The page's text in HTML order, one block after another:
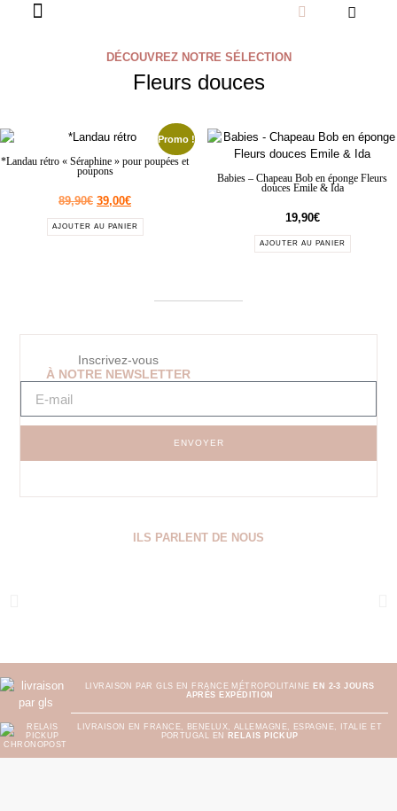
DÉCOUVREZ NOTRE SÉLECTION
Fleurs douces
Promo !
*Landau rétro « Séraphine » pour poupées et
poupons
89,90€ 39,00€
AJOUTER AU PANIER
Babies – Chapeau Bob en éponge Fleurs
douces Emile & Ida
19,90€
AJOUTER AU PANIER
Inscrivez-vous
À NOTRE NEWSLETTER
ENVOYER
ILS PARLENT DE NOUS
LIVRAISON PAR GLS EN FRANCE MÉTROPOLITAINE EN 2-3 JOURS
APRÈS EXPÉDITION
LIVRAISON EN FRANCE, BENELUX, ALLEMAGNE, ESPAGNE, ITALIE ET
PORTUGAL EN
RELAIS PICKUP